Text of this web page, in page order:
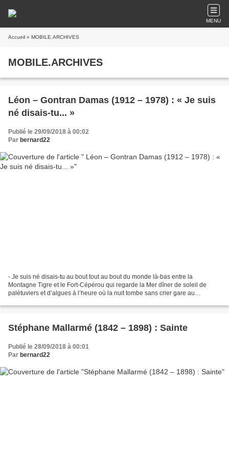
MENU
Accueil » MOBILE.ARCHIVES
MOBILE.ARCHIVES
Léon – Gontran Damas (1912 – 1978) : « Je suis
né disais-tu... »
Publié le 29/09/2018 à 00:02
Par bernard22
- Je suis né disais-tu au bout tout au bout du monde là-bas entre la
Montagne Tigre et le Fort-Cépérou qui regarde la Mer dîner de soleil de
palétuviers et d’algues à l’heure où la nuit tombe sans crier gare au
Stéphane Mallarmé (1842 – 1898) : Sainte
Publié le 28/09/2018 à 00:01
Par bernard22